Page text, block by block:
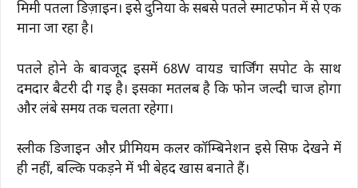
मिमी पतला डिज़ाइन। इसे दुनिया के सबसे पतले स्मार्टफोन में से एक
माना जा रहा है।
पतले होने के बावजूद इसमें 68W वायर्ड चार्जिंग सपोर्ट के साथ
दमदार बैटरी दी गई है। इसका मतलब है कि फोन जल्दी चार्ज होगा
और लंबे समय तक चलता रहेगा।
स्लीक डिजाइन और प्रीमियम कलर कॉम्बिनेशन इसे सिर्फ देखने में
ही नहीं, बल्कि पकड़ने में भी बेहद खास बनाते हैं।